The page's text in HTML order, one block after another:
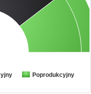
Poprodukcyjny